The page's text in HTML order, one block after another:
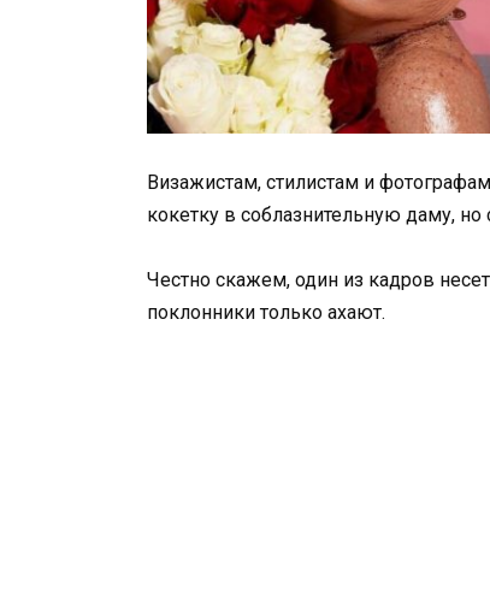
Визажистам, стилистам и
кокетку в соблазнительную даму,
Честно скажем, один из кадров
поклонники только ахают.